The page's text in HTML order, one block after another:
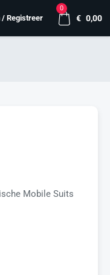
0
€ 0,00
/ Registreer
Mobile Suits